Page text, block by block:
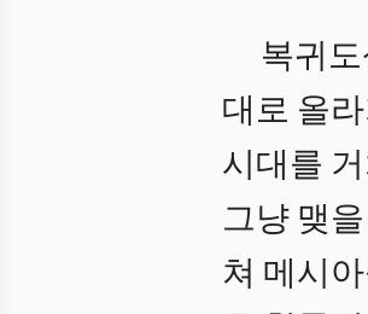
복귀
대로 올
시대를
그냥 맺
쳐 메시